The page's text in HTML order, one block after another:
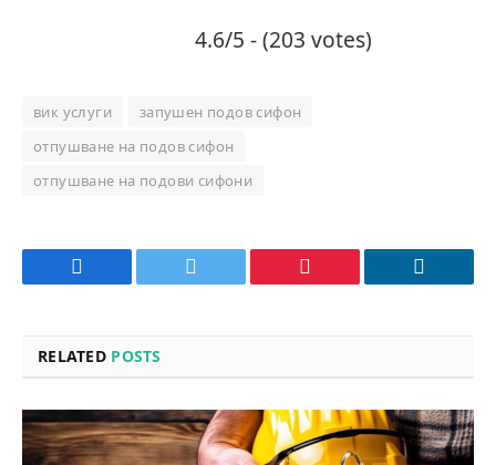
4.6/5 - (203 votes)
вик услуги
запушен подов сифон
отпушване на подов сифон
отпушване на подови сифони
Facebook Twitter Pinterest LinkedIn
RELATED POSTS